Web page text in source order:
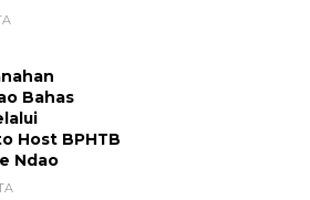
Bahas
Host BPHTB
Ndao